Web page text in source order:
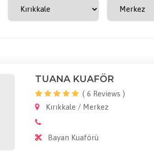
TUANA KUAFÖR
( 6 Reviews )
Kırıkkale / Merkez
Bayan Kuaförü